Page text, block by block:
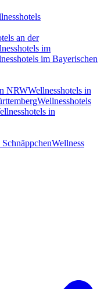
an der
im
im Bayerischen
NRWWellnesshotels in
Wellnesshotels
in
Wellness